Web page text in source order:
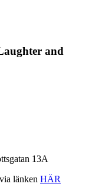
and
13A
länken HÄR